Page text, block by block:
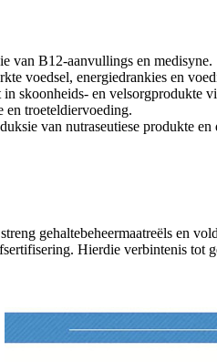
van B12-aanvullings en medisyne.
voedsel, energiedrankies en
in skoonheids- en velsorgprodukte
troeteldiervoeding.
van nutraseutiese produkte en
gehaltebeheermaatreëls en
Hierdie verbintenis